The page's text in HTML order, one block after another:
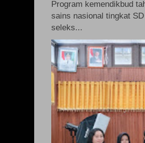
Program kemendikbud
sains nasional tingkat
seleks...